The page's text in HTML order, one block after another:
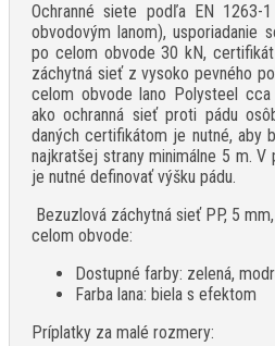
Ochranné siete podľa EN
obvodovým lanom), usporiadanie
po celom obvode 30 kN,
záchytná sieť z vysoko pevného
celom obvode lano Polysteel
ako ochranná sieť proti pádu
daných certifikátom je nutné, aby
najkratšej strany minimálne 5 m.
je nutné definovať výšku pádu.
Bezuzlová záchytná sieť PP, 5
celom obvode:
Dostupné farby: zelená,
Farba lana: biela s efektom
Príplatky za malé rozmery: